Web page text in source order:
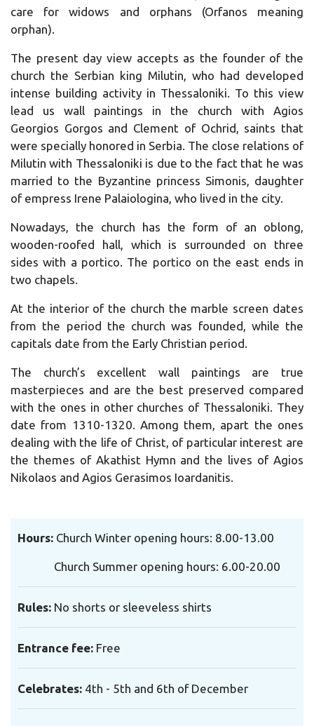
care for widows and orphans (Orfanos meaning
orphan).
The present day view accepts as the founder of the
church the Serbian king Milutin, who had developed
intense building activity in Thessaloniki. To this view
lead us wall paintings in the church with Agios
Georgios Gorgos and Clement of Ochrid, saints that
were specially honored in Serbia. The close relations of
Milutin with Thessaloniki is due to the fact that he was
married to the Byzantine princess Simonis, daughter
of empress Irene Palaiologina, who lived in the city.
Nowadays, the church has the form of an oblong,
wooden-roofed hall, which is surrounded on three
sides with a portico. The portico on the east ends in
two chapels.
At the interior of the church the marble screen dates
from the period the church was founded, while the
capitals date from the Early Christian period.
The church’s excellent wall paintings are true
masterpieces and are the best preserved compared
with the ones in other churches of Thessaloniki. They
date from 1310-1320. Among them, apart the ones
dealing with the life of Christ, of particular interest are
the themes of Akathist Hymn and the lives of Agios
Nikolaos and Agios Gerasimos Ioardanitis.
Hours: Church Winter opening hours: 8.00-13.00
Church Summer opening hours: 6.00-20.00
Rules: No shorts or sleeveless shirts
Entrance fee: Free
Celebrates: 4th - 5th and 6th of December